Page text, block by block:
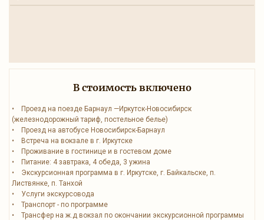
В стоимость включено
• Проезд на поезде Барнаул —Иркутск-Новосибирск
(железнодорожный тариф, постельное белье)
• Проезд на автобусе Новосибирск-Барнаул
• Встреча на вокзале в г. Иркутске
• Проживание в гостинице и в гостевом доме
• Питание: 4 завтрака, 4 обеда, 3 ужина
• Экскурсионная программа в г. Иркутске, г. Байкальске, п.
Листвянке, п. Танхой
• Услуги экскурсовода
• Транспорт - по программе
• Трансфер на ж.д вокзал по окончании экскурсионной программы